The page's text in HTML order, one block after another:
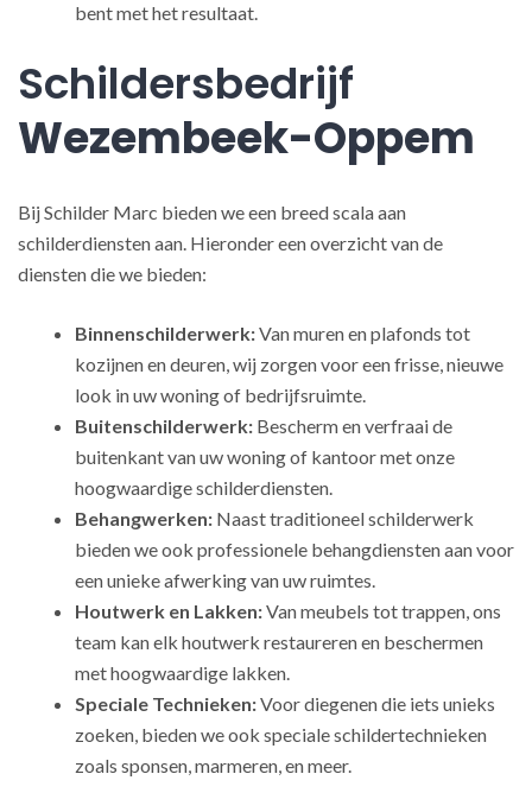
bent met het resultaat.
Schildersbedrijf
Wezembeek-Oppem
Bij Schilder Marc bieden we een breed scala aan
schilderdiensten aan. Hieronder een overzicht van de
diensten die we bieden:
Binnenschilderwerk:Van muren en plafonds tot
kozijnen en deuren, wij zorgen voor een frisse, nieuwe
look in uw woning of bedrijfsruimte.
Buitenschilderwerk: Bescherm en verfraai de
buitenkant van uw woning of kantoor met onze
hoogwaardige schilderdiensten.
Behangwerken: Naast traditioneel schilderwerk
bieden we ook professionele behangdiensten aan voor
een unieke afwerking van uw ruimtes.
Houtwerk en Lakken:Van meubels tot trappen, ons
team kan elk houtwerk restaureren en beschermen
met hoogwaardige lakken.
Speciale Technieken:Voor diegenen die iets unieks
zoeken, bieden we ook speciale schildertechnieken
zoals sponsen, marmeren, en meer.